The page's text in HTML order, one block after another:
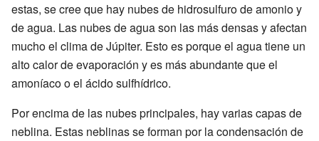
estas, se cree que hay nubes de hidrosulfuro de amonio y
de agua. Las nubes de agua son las más densas y afectan
mucho el clima de Júpiter. Esto es porque el agua tiene un
alto calor de evaporación y es más abundante que el
amoníaco o el ácido sulfhídrico.
Por encima de las nubes principales, hay varias capas de
neblina. Estas neblinas se forman por la condensación de